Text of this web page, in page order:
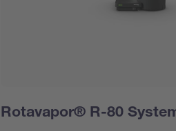
Rotavapor® R-80